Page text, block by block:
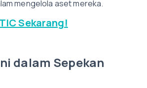
mengelola aset mereka.
Sekarang!
dalam Sepekan